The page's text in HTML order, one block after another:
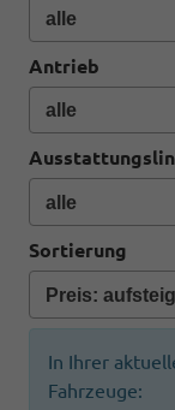
Antrieb
Sortierung
In Ihrer
Fahrzeuge: